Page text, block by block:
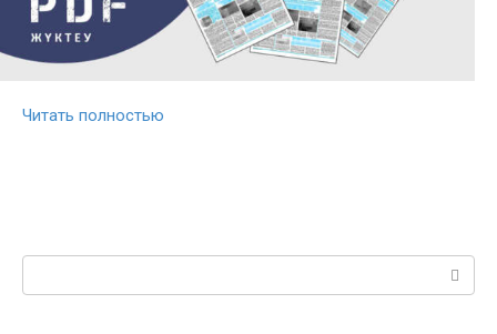
Читать полностью
Поиск: